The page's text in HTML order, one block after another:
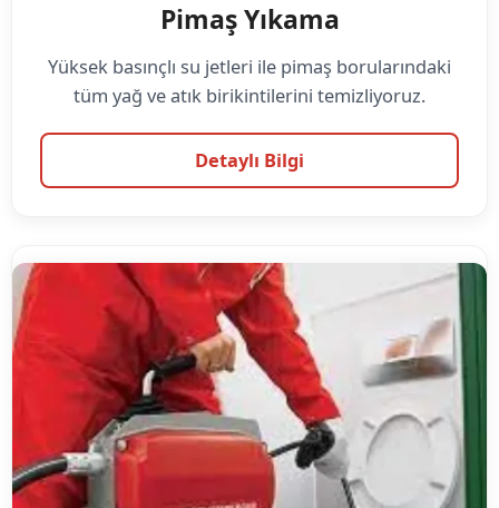
Pimaş Yıkama
Yüksek basınçlı su jetleri ile pimaş borularındaki
tüm yağ ve atık birikintilerini temizliyoruz.
Detaylı Bilgi